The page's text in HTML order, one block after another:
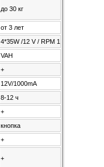
до 30 кг
от 3 лет
4*35W /12 V / RPM 18000
VAH
+
12V/1000mA
8-12 ч
+
кнопка
+
+